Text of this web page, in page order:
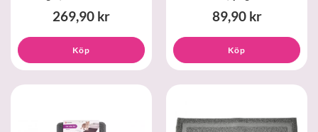
269,90 kr
Köp
89,90 kr
Köp